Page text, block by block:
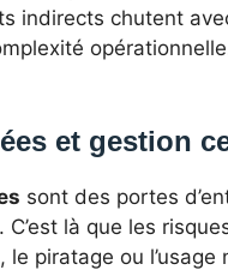
indirects chutent
et gestion
sont des portes
C’est là que les
le piratage ou